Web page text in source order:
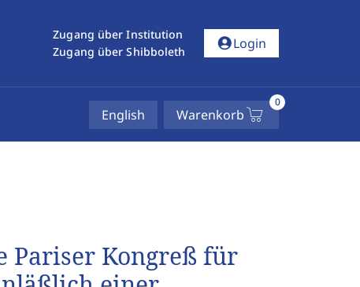
Zugang über Institution
Zugang über Shibboleth
account_circleLogin
English Warenkorb
0
Pariser Kongreß für